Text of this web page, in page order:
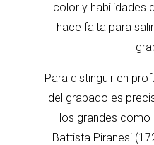
color y habilidades
hace falta para
Para distinguir en
del grabado es
los grandes como
Battista Piranesi